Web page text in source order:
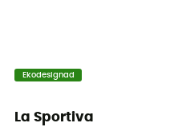
Ekodesignad
La Sportiva